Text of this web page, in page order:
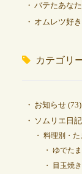
バテたあな
オムレツ好
カテゴリ
お知らせ(73)
ソムリエ日記
料理別・た
ゆでた
目玉焼き